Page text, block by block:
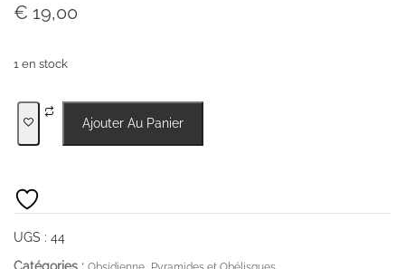
€ 19,00
1 en stock
Ajouter Au Panier
UGS : 44